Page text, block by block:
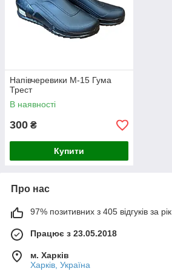
Напівчеревики М-15 Гума
Трест
В наявності
300 ₴
Купити
Про нас
97% позитивних з 405 відгуків за рік
Працює з 23.05.2018
м. Харків
Харків, Україна